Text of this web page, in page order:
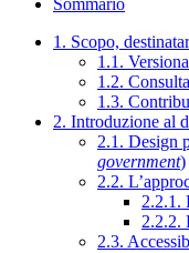
Sommario
1. Scopo,
1.1.
1.2.
1.3.
2. Introduzione al
2.1. Design
government)
2.2.
2.2.1.
2.2.2.
2.3.